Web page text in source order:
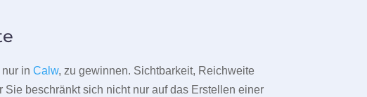
nur inCalw, zu gewinnen. Sichtbarkeit, Reichweite
beschränkt sich nicht nur auf das Erstellen einer